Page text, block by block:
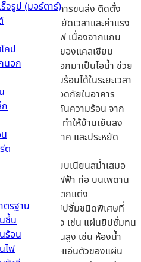
จรูป (มอร์ตาร์)
คป
นอก
ก
ต
รฐาน
ชื้น
ร้อน
ไฟ
ง 5 เท่า ทำให้การขนส่ง ติดตั้ง
ดเร็ว ช่วย ประหยัดเวลาและค่าแรง
เป็น วัสดุทนไฟ เนื่องจากแกน
ทางเคมี (ในรูปของแคลเซียม
ง น้ำจะระเหยออกมาเป็นไอน้ำ ช่วย
ารถ่ายเทความร้อนได้ในระยะเวลา
งเพิ่มความปลอดภัยในอาคาร
บัติช่วย ป้องกันความร้อน จาก
ยในอาคารได้ดี ทำให้บ้านเย็นลง
เครื่องปรับอากาศ และประหยัด
– ให้พื้นผิวที่ เรียบเนียนสม่ำเสมอ
าง ๆ เช่น สายไฟฟ้า ท่อ บนเพดาน
ต่อการทาสีหรือตกแต่ง
ลาย– มีแผ่นยิปซั่มชนิดพิเศษที่
ใช้งานเฉพาะทาง เช่น แผ่นยิปซั่มทน
นห้องที่มีความชื้นสูง เช่น ห้องน้ำ
หาการบวมหรือแอ่นตัวของแผ่น